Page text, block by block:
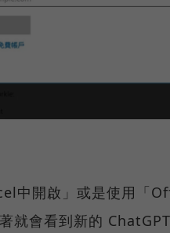
中開啟」或是使用「
就會看到新的